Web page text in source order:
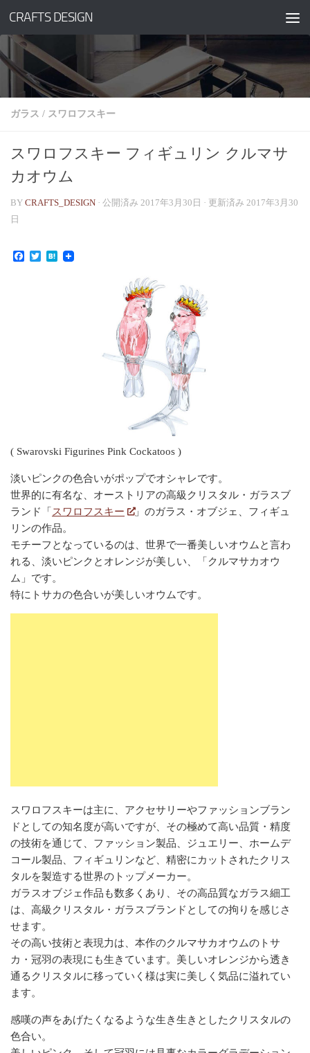
コンテンツへスキップ
CRAFTS DESIGN
ガラス / スワロフスキー
スワロフスキー フィギュリン クルマサ
カオウム
BY CRAFTS_DESIGN · 公開済み 2017年3月30日 · 更新済み 2017年3月30
日
Facebook
TwitterHatena
( Swarovski Figurines Pink Cockatoos )
淡いピンクの色合いがポップでオシャレです。
世界的に有名な、オーストリアの高級クリスタル・ガラスブ
ランド「 スワロフスキー
」のガラス・オブジェ、フィギュ
リンの作品。
モチーフとなっているのは、世界で一番美しいオウムと言わ
れる、淡いピンクとオレンジが美しい、「クルマサカオウ
ム」です。
特にトサカの色合いが美しいオウムです。
スワロフスキーは主に、アクセサリーやファッションブラン
ドとしての知名度が高いですが、その極めて高い品質・精度
の技術を通じて、ファッション製品、ジュエリー、ホームデ
コール製品、フィギュリンなど、精密にカットされたクリス
タルを製造する世界のトップメーカー。
ガラスオブジェ作品も数多くあり、その高品質なガラス細工
は、高級クリスタル・ガラスブランドとしての拘りを感じさ
せます。
その高い技術と表現力は、本作のクルマサカオウムのトサ
カ・冠羽の表現にも生きています。美しいオレンジから透き
通るクリスタルに移っていく様は実に美しく気品に溢れてい
ます。
感嘆の声をあげたくなるような生き生きとしたクリスタルの
色合い。